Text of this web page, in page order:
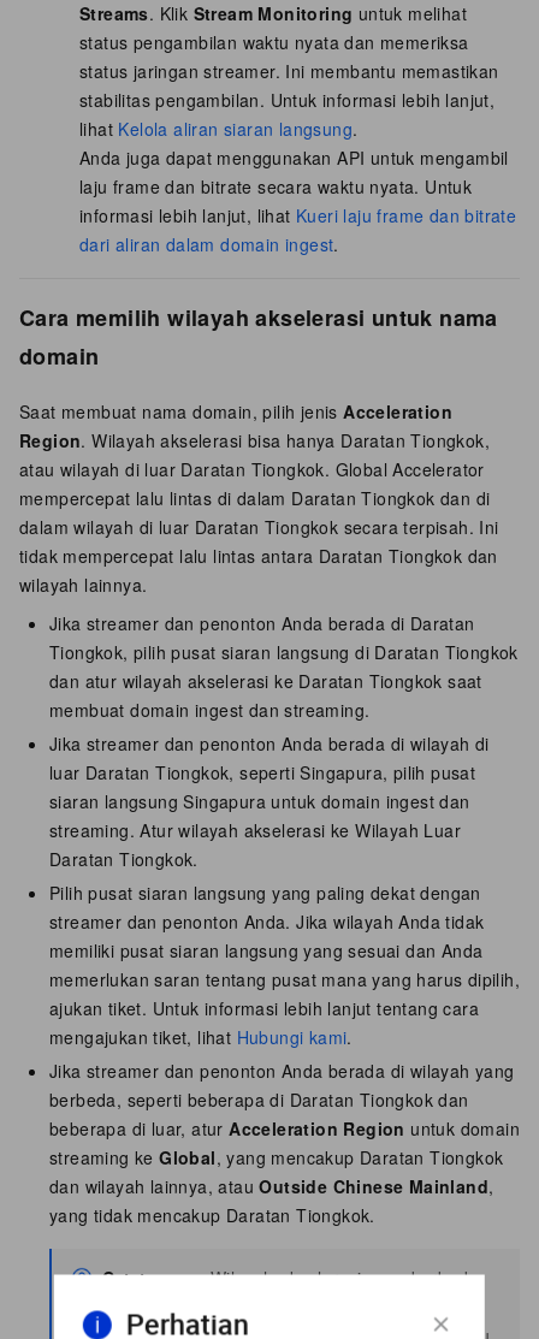
Perhatian
Streams. Klik Stream Monitoring untuk melihat
status pengambilan waktu nyata dan memeriksa
status jaringan streamer. Ini membantu memastikan
stabilitas pengambilan. Untuk informasi lebih lanjut,
lihat Kelola aliran siaran langsung.
Anda juga dapat menggunakan API untuk mengambil
laju frame dan bitrate secara waktu nyata. Untuk
informasi lebih lanjut, lihat Kueri laju frame dan bitrate
dari aliran dalam domain ingest.
Cara memilih wilayah akselerasi untuk nama
domain
Saat membuat nama domain, pilih jenisAcceleration
Region. Wilayah akselerasi bisa hanya Daratan Tiongkok,
atau wilayah di luar Daratan Tiongkok. Global Accelerator
mempercepat lalu lintas di dalam Daratan Tiongkok dan di
dalam wilayah di luar Daratan Tiongkok secara terpisah. Ini
tidak mempercepat lalu lintas antara Daratan Tiongkok dan
wilayah lainnya.
Jika streamer dan penonton Anda berada di Daratan
Tiongkok, pilih pusat siaran langsung di Daratan Tiongkok
dan atur wilayah akselerasi ke Daratan Tiongkok saat
membuat domain ingest dan streaming.
Jika streamer dan penonton Anda berada di wilayah di
luar Daratan Tiongkok, seperti Singapura, pilih pusat
siaran langsung Singapura untuk domain ingest dan
streaming. Atur wilayah akselerasi ke Wilayah Luar
Daratan Tiongkok.
Pilih pusat siaran langsung yang paling dekat dengan
streamer dan penonton Anda. Jika wilayah Anda tidak
memiliki pusat siaran langsung yang sesuai dan Anda
memerlukan saran tentang pusat mana yang harus dipilih,
ajukan tiket. Untuk informasi lebih lanjut tentang cara
mengajukan tiket, lihat Hubungi kami.
Jika streamer dan penonton Anda berada di wilayah yang
berbeda, seperti beberapa di Daratan Tiongkok dan
beberapa di luar, aturAcceleration Region untuk domain
streaming keGlobal, yang mencakup Daratan Tiongkok
dan wilayah lainnya, atauOutside Chinese Mainland,
yang tidak mencakup Daratan Tiongkok.
Catatan
Wilayah akselerasi yang berbeda